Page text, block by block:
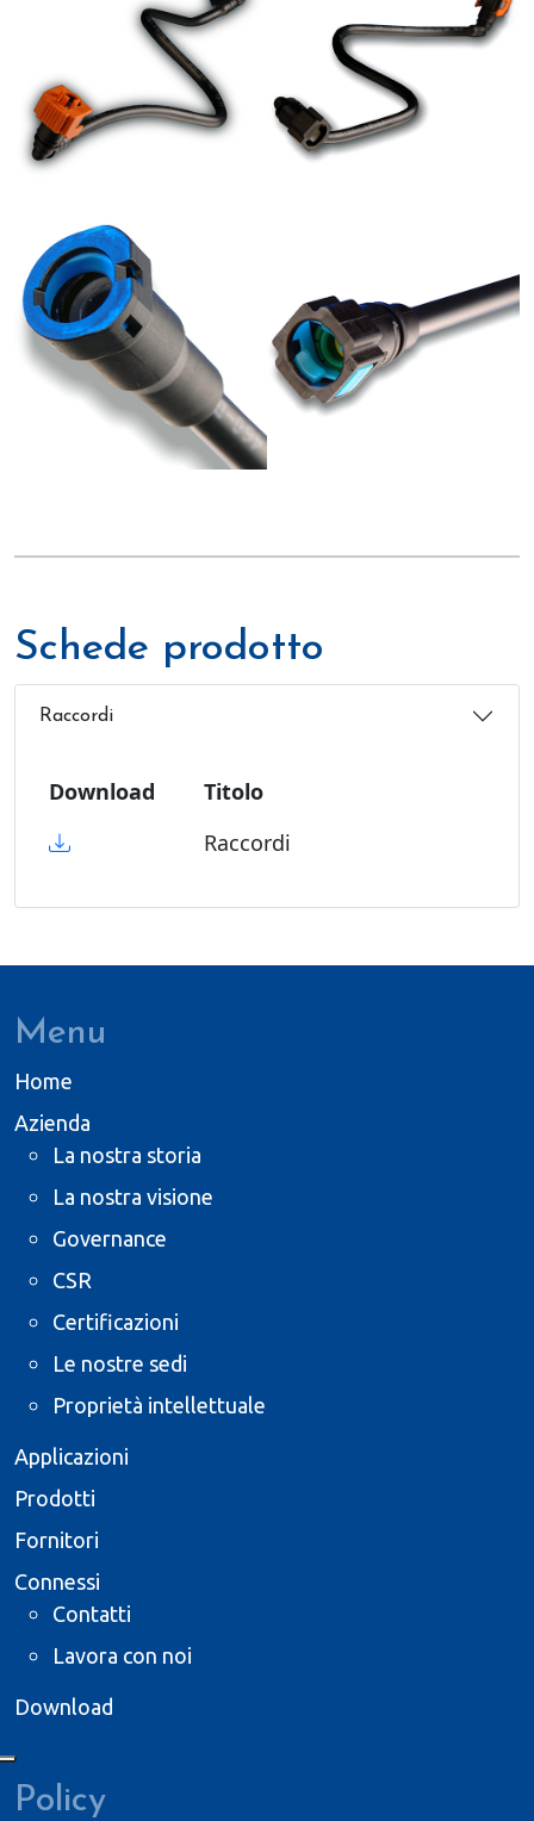
Schede prodotto
Raccordi
Download
Titolo
Raccordi
Menu
Home
Azienda
La nostra storia
La nostra visione
Governance
CSR
Certificazioni
Le nostre sedi
Proprietà intellettuale
Applicazioni
Prodotti
Fornitori
Connessi
Contatti
Lavora con noi
Download
Policy